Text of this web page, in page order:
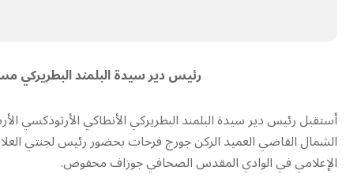
رئيس دير سيدة البلمند البطريركي
أستقبل رئيس دير سيدة البلمند البطريركي الأنطاكي
الشمال القاضي العميد الركن جورج فرحات بحضور رئيس لجنتي
الإعلامي في الوادي المقدس الصحافي جوزاف محفوض.